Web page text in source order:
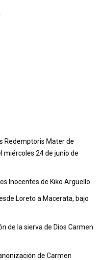
Redemptoris Mater de
miércoles 24 de junio de
Inocentes de Kiko Argüello
Loreto a Macerata, bajo
de la sierva de Dios Carmen
de Carmen